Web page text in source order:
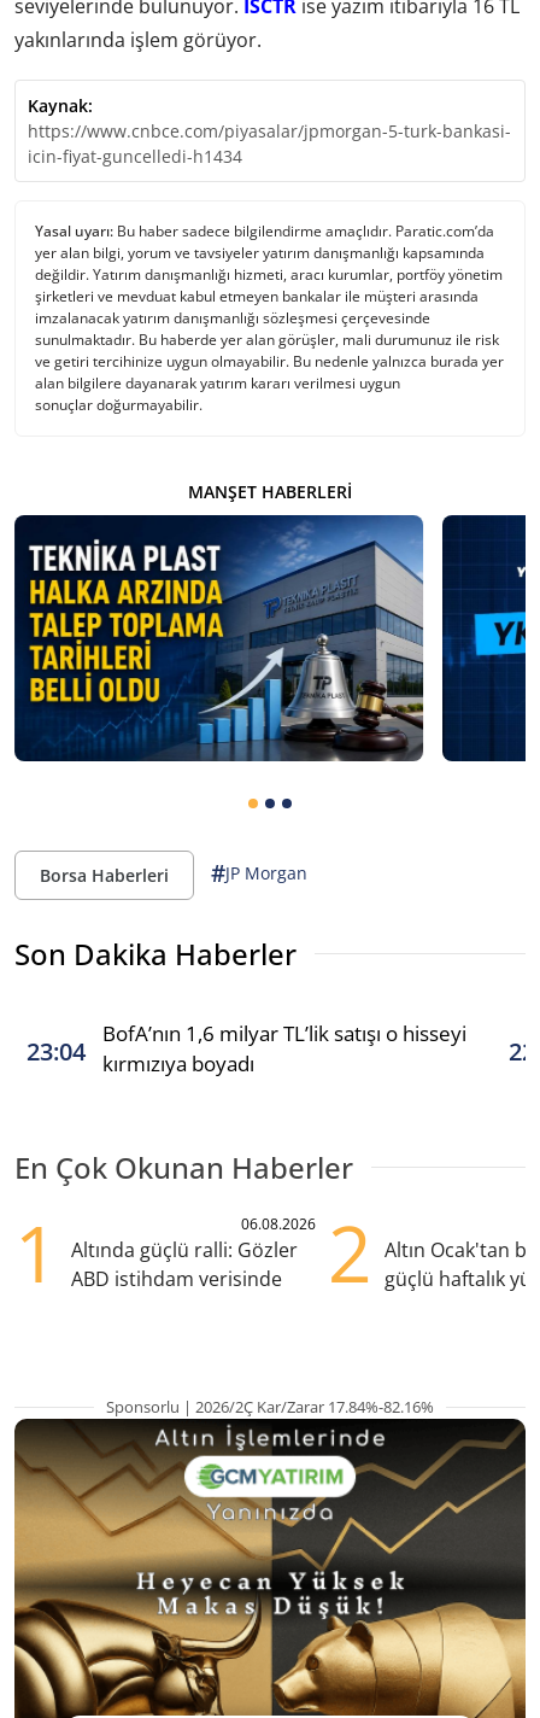
seviyelerinde bulunuyor. ISCTR ise yazım itibarıyla 16 TL
yakınlarında işlem görüyor.
Kaynak:
https://www.cnbce.com/piyasalar/jpmorgan-5-turk-bankasi-
icin-fiyat-guncelledi-h1434
Yasal uyarı: Bu haber sadece bilgilendirme amaçlıdır. Paratic.com’da
yer alan bilgi, yorum ve tavsiyeler yatırım danışmanlığı kapsamında
değildir. Yatırım danışmanlığı hizmeti, aracı kurumlar, portföy yönetim
şirketleri ve mevduat kabul etmeyen bankalar ile müşteri arasında
imzalanacak yatırım danışmanlığı sözleşmesi çerçevesinde
sunulmaktadır. Bu haberde yer alan görüşler, mali durumunuz ile risk
ve getiri tercihinize uygun olmayabilir. Bu nedenle yalnızca burada yer
alan bilgilere dayanarak yatırım kararı verilmesi uygun
sonuçlar doğurmayabilir.
MANŞET HABERLERI
Borsa Haberleri #JP Morgan
Son Dakika Haberler
23:04
BofA’nın 1,6 milyar TL’lik satışı o hisseyi
kırmızıya boyadı
En Çok Okunan Haberler
1 06.08.2026
Altında güçlü ralli: Gözler
ABD istihdam verisinde
2
Altın Ocak'tan
güçlü haftalık
Sponsorlu | 2026/2Ç Kar/Zarar 17.84%-82.16%